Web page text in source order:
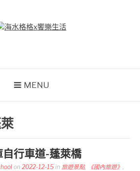
MENU
自行車道-蓬萊橋
on 2022-12-15 in 旅遊景點, 《國內旅遊》 ,